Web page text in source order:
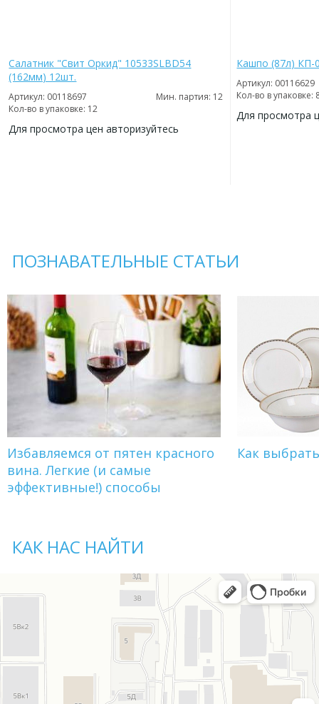
Салатник "Свит Оркид" 10533SLBD54
(162мм) 12шт.
Артикул: 00118697
Мин. партия: 12
Кол-во в упаковке: 12
Для просмотра цен авторизуйтесь
Кашпо (87л) КП-
Артикул: 00116629
Кол-во в упаковке:
Для просмотра
ПОЗНАВАТЕЛЬНЫЕ СТАТЬИ
Избавляемся от пятен красного
вина. Легкие (и самые
эффективные!) способы
Как
КАК НАС НАЙТИ